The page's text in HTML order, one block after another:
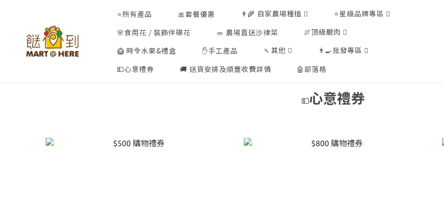
⭐所有產品 🎀套餐優惠 👨‍🌾 自家農場種植
⭐星級品牌專區
🌸食用花 / 裝飾伴碟花
🥗 農場直送沙律菜
🍖頂級靚肉
🥝 時令水果&禮盒
✋手工產品 🍡其他
👨‍🍳批發專區
💵心意禮券
🚚 送貨安排及順豐收費詳情 🤖部落格
💵心意禮券